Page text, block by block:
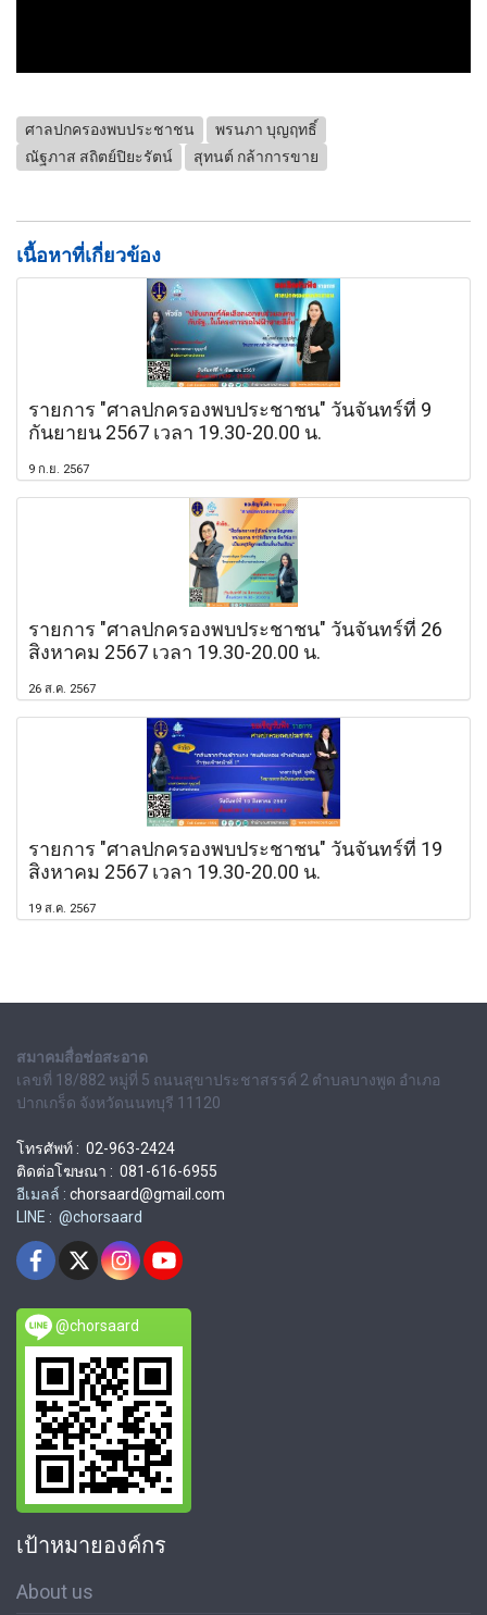
ศาลปกครองพบประชาชน
พรนภา บุญฤทธิ์
ณัฐภาส สถิตย์ปิยะรัตน์
สุทนต์ กล้าการขาย
เนื้อหาที่เกี่ยวข้อง
รายการ "ศาลปกครองพบประชาชน" วันจันทร์ที่ 9
กันยายน 2567 เวลา 19.30-20.00 น.
9 ก.ย. 2567
รายการ "ศาลปกครองพบประชาชน" วันจันทร์ที่ 26
สิงหาคม 2567 เวลา 19.30-20.00 น.
26 ส.ค. 2567
รายการ "ศาลปกครองพบประชาชน" วันจันทร์ที่ 19
สิงหาคม 2567 เวลา 19.30-20.00 น.
19 ส.ค. 2567
สมาคมสื่อช่อสะอาด
เลขที่ 18/882 หมู่ที่ 5 ถนนสุขาประชาสรรค์ 2 ตำบลบางพูด อำเภอ
ปากเกร็ด จังหวัดนนทบุรี 11120
โทรศัพท์ : 02-963-2424
ติดต่อโฆษณา : 081-616-6955
อีเมลล์ : chorsaard@gmail.com
LINE : @chorsaard
@chorsaard
เป้าหมายองค์กร
About us